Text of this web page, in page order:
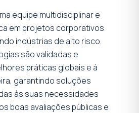
equipe multidisciplinar e
em projetos corporativos
indústrias de alto risco.
são validadas e
práticas globais e à
garantindo soluções
às suas necessidades
boas avaliações públicas e